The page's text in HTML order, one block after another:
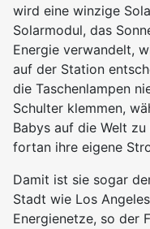
wird eine winzige
Solarmodul, das
Energie verwandelt,
auf der Station
die Taschenlampen
Schulter klemmen,
Babys auf die Welt
fortan ihre eigene
Damit ist sie sogar
Stadt wie Los
Energienetze, so der